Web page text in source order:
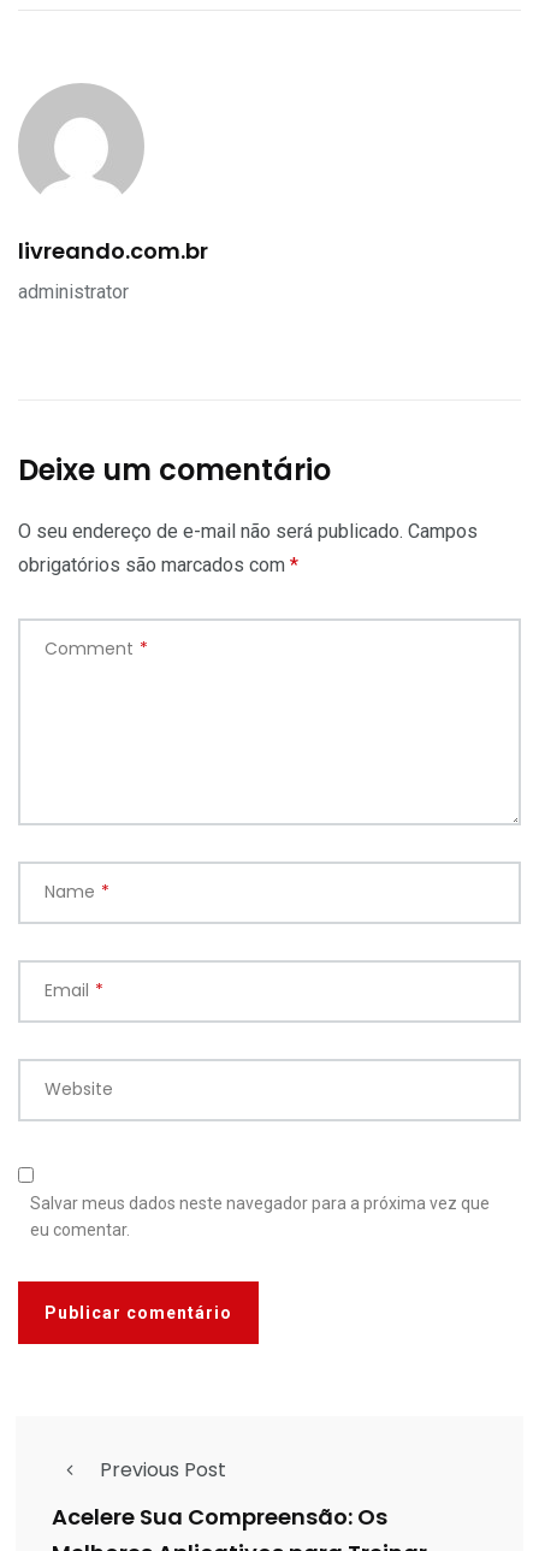
livreando.com.br
administrator
Deixe um comentário
O seu endereço de e-mail não será publicado. Campos
obrigatórios são marcados com *
Comment *
Name *
Email *
Website
Salvar meus dados neste navegador para a próxima vez que
eu comentar.
Previous Post
Acelere Sua Compreensão: Os